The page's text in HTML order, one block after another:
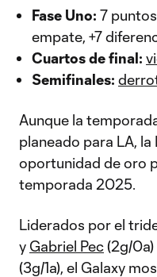
Fase Uno: 7
empate, +7
Cuartos de final:
Semifinales:
Aunque la
planeado para LA, la
oportunidad de oro
temporada 2025.
Liderados por el
y Gabriel Pec(2g/0a)
(3g/1a), el Galaxy